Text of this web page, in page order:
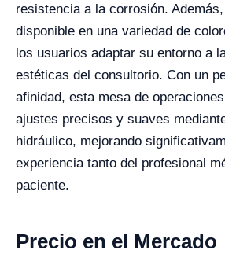
resistencia a la corrosión.
disponible en una variedad de
los usuarios adaptar su entorno a
estéticas del consultorio. Con un
afinidad, esta mesa de
ajustes precisos y suaves
hidráulico, mejorando
experiencia tanto del profesional
paciente.
Precio en el Mercado